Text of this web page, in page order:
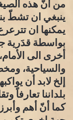
من انّ هذه
ينبغي ان تشطّ
يمكنها ان
بواسطة قدَرية
أخرى الى
والسياحية،
إلخ لابد أن
بلداننا تعارفاً
كما أنّ أهم